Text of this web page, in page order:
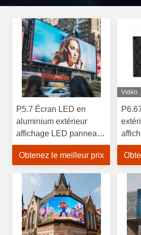
P5.7 Écran LED en
aluminium extérieur
affichage LED panneau
d'affichage
Obtenez le meilleur prix
Vidéo